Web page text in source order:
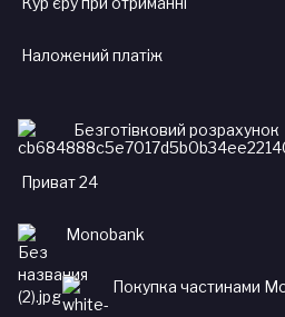
Наложений платіж
Безготівковий розрахунок
Приват 24
Monobank
Покупка частинами